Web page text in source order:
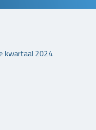
kwartaal 2024